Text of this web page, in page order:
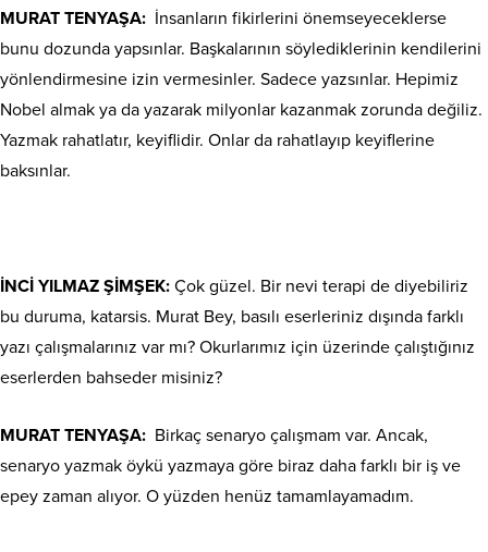
MURAT TENYAŞA: İnsanların fikirlerini önemseyeceklerse
bunu dozunda yapsınlar. Başkalarının söylediklerinin kendilerini
yönlendirmesine izin vermesinler. Sadece yazsınlar. Hepimiz
Nobel almak ya da yazarak milyonlar kazanmak zorunda değiliz.
Yazmak rahatlatır, keyiflidir. Onlar da rahatlayıp keyiflerine
baksınlar.
İNCİ YILMAZ ŞİMŞEK: Çok güzel. Bir nevi terapi de diyebiliriz
bu duruma, katarsis. Murat Bey, basılı eserleriniz dışında farklı
yazı çalışmalarınız var mı? Okurlarımız için üzerinde çalıştığınız
eserlerden bahseder misiniz?
MURAT TENYAŞA: Birkaç senaryo çalışmam var. Ancak,
senaryo yazmak öykü yazmaya göre biraz daha farklı bir iş ve
epey zaman alıyor. O yüzden henüz tamamlayamadım.